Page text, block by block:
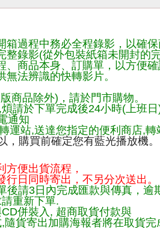
過程中務必全程錄影，以確
整錄影(從外包裝紙箱未開封的
、商品本身、訂購單，以方便
法辨識的快轉影片。
商品除外)，請於門市購物。
請於下單完成後24小時(上班
通知
運站,送達您指定的便利商店,
購買前確定您有藍光播放機。
方便出貨流程，
日同時寄出，不另分次送出。
後請3日內完成匯款與傳真，
重新下單.
併裝入, 超商取貨付款與
貨寄出加購海報者將在取貨